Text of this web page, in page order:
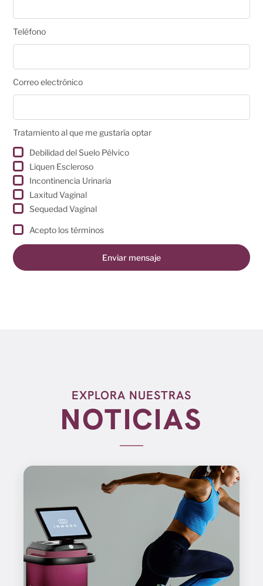
Teléfono
Correo electrónico
Tratamiento al que me gustaría optar
Debilidad del Suelo Pélvico
Liquen Escleroso
Incontinencia Urinaria
Laxitud Vaginal
Sequedad Vaginal
Acepto los términos
Enviar mensaje
EXPLORA NUESTRAS
NOTICIAS